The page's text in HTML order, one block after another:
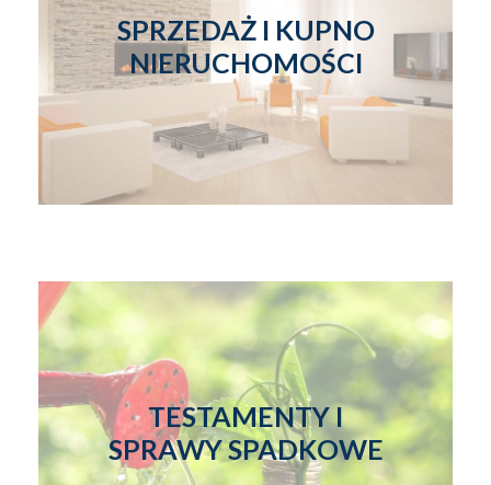
SPRZEDAŻ I KUPNO
NIERUCHOMOŚCI
TESTAMENTY I
SPRAWY SPADKOWE